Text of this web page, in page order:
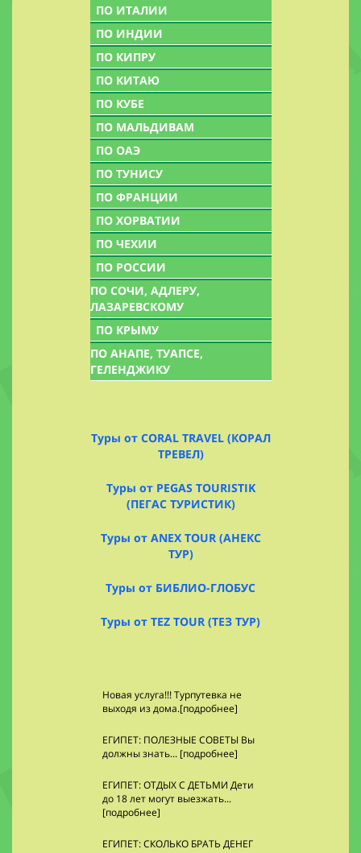
ПО ИТАЛИИ
ПО ИНДИИ
ПО КИПРУ
ПО КИТАЮ
ПО КУБЕ
ПО МАЛЬДИВАМ
ПО ОАЭ
ПО ТУНИСУ
ПО ФРАНЦИИ
ПО ХОРВАТИИ
ПО ЧЕХИИ
ПО РОССИИ
ПО СОЧИ, АДЛЕРУ,
ЛАЗАРЕВСКОМУ
ПО КРЫМУ
ПО АНАПЕ, ТУАПСЕ,
ГЕЛЕНДЖИКУ
Туры от CORAL TRAVEL (КОРАЛ
ТРЕВЕЛ)
Туры от PEGAS TOURISTIK
(ПЕГАС ТУРИСТИК)
Туры от ANEX TOUR (АНЕКС
ТУР)
Туры от БИБЛИО-ГЛОБУС
Туры от TEZ TOUR (ТЕЗ ТУР)
Новая услуга!!! Турпутевка не
выходя из дома.[подробнее]
ЕГИПЕТ: ПОЛЕЗНЫЕ СОВЕТЫ Вы
должны знать... [подробнее]
ЕГИПЕТ: ОТДЫХ С ДЕТЬМИ Дети
до 18 лет могут выезжать...
[подробнее]
ЕГИПЕТ: СКОЛЬКО БРАТЬ ДЕНЕГ